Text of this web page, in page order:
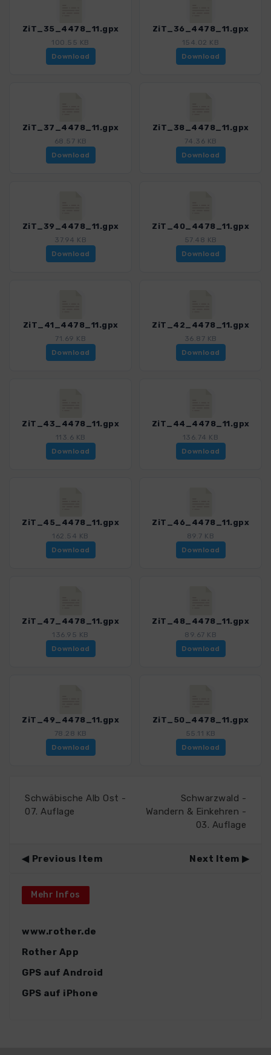
ZiT_35_4478_11.gpx
100.55 KB
Download
ZiT_36_4478_11.gpx
154.02 KB
Download
ZiT_37_4478_11.gpx
68.57 KB
Download
ZiT_38_4478_11.gpx
74.36 KB
Download
ZiT_39_4478_11.gpx
37.94 KB
Download
ZiT_40_4478_11.gpx
57.48 KB
Download
ZiT_41_4478_11.gpx
71.69 KB
Download
ZiT_42_4478_11.gpx
36.87 KB
Download
ZiT_43_4478_11.gpx
113.6 KB
Download
ZiT_44_4478_11.gpx
136.74 KB
Download
ZiT_45_4478_11.gpx
162.54 KB
Download
ZiT_46_4478_11.gpx
89.7 KB
Download
ZiT_47_4478_11.gpx
136.95 KB
Download
ZiT_48_4478_11.gpx
89.67 KB
Download
ZiT_49_4478_11.gpx
78.28 KB
Download
ZiT_50_4478_11.gpx
55.11 KB
Download
Schwäbische Alb Ost -
07. Auflage
Schwarzwald -
Wandern & Einkehren -
03. Auflage
Previous Item Next Item
Mehr Infos
www.rother.de
Rother App
GPS auf Android
GPS auf iPhone